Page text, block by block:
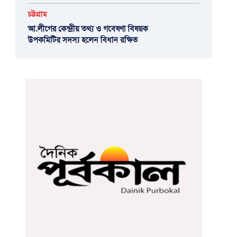
চট্টগ্রাম
আ.লীগের কেন্দ্রীয় তথ্য ও গবেষণা বিষয়ক
উপকমিটির সদস্য হলেন বিধান রক্ষিত